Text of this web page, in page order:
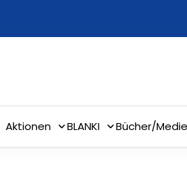
Aktionen BLANKI Bücher/